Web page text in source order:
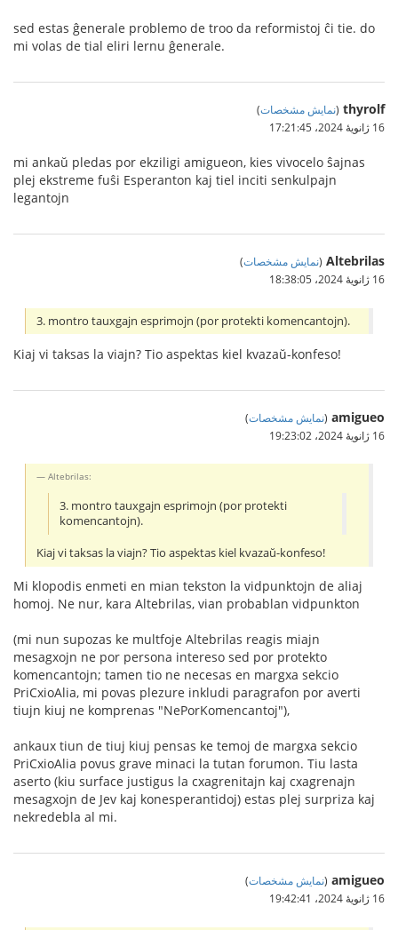
sed estas ĝenerale problemo de troo da reformistoj ĉi tie. do
mi volas de tial eliri lernu ĝenerale.
thyrolf
(نمایش مشخصات)
16 ژانویهٔ 2024،‏ 17:21:45
mi ankaŭ pledas por ekziligi amigueon, kies vivocelo ŝajnas
plej ekstreme fuŝi Esperanton kaj tiel inciti senkulpajn
legantojn
Altebrilas
(نمایش مشخصات)
16 ژانویهٔ 2024،‏ 18:38:05
3. montro tauxgajn esprimojn (por protekti komencantojn).
Kiaj vi taksas la viajn? Tio aspektas kiel kvazaŭ-konfeso!
amigueo
(نمایش مشخصات)
16 ژانویهٔ 2024،‏ 19:23:02
Altebrilas:
3. montro tauxgajn esprimojn (por protekti
komencantojn).
Kiaj vi taksas la viajn? Tio aspektas kiel kvazaŭ-konfeso!
Mi klopodis enmeti en mian tekston la vidpunktojn de aliaj
homoj. Ne nur, kara Altebrilas, vian probablan vidpunkton
(mi nun supozas ke multfoje Altebrilas reagis miajn
mesagxojn ne por persona intereso sed por protekto
komencantojn; tamen tio ne necesas en margxa sekcio
PriCxioAlia, mi povas plezure inkludi paragrafon por averti
tiujn kiuj ne komprenas "NePorKomencantoj"),
ankaux tiun de tiuj kiuj pensas ke temoj de margxa sekcio
PriCxioAlia povus grave minaci la tutan forumon. Tiu lasta
aserto (kiu surface justigus la cxagrenitajn kaj cxagrenajn
mesagxojn de Jev kaj konesperantidoj) estas plej surpriza kaj
nekredebla al mi.
amigueo
(نمایش مشخصات)
16 ژانویهٔ 2024،‏ 19:42:41